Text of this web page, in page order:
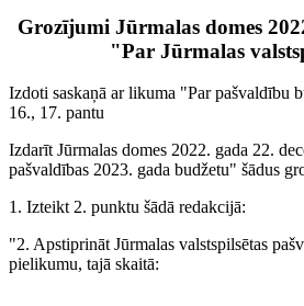
Grozījumi Jūrmalas domes
"Par Jūrmalas
Izdoti saskaņā ar likuma "Par pašvaldību
16., 17. pantu
Izdarīt Jūrmalas domes 2022. gada 22.
pašvaldības 2023. gada budžetu" šādus
1. Izteikt 2. punktu šādā redakcijā:
"2. Apstiprināt Jūrmalas valstspilsētas
pielikumu, tajā skaitā: